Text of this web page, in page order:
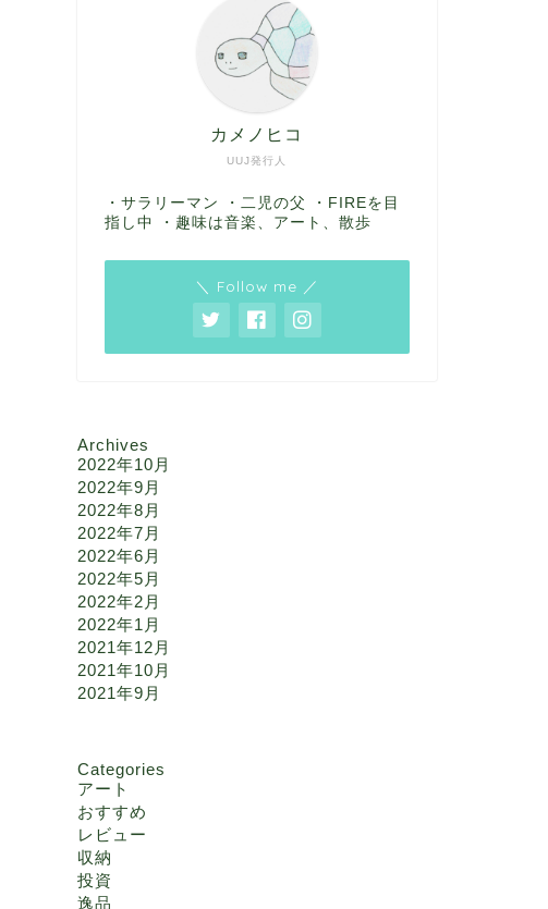
UUJ発行人
カメノヒコ
・サラリーマン ・二児の父 ・FIREを目
指し中 ・趣味は音楽、アート、散歩
＼ Follow me ／
Archives
2022年10月
2022年9月
2022年8月
2022年7月
2022年6月
2022年5月
2022年2月
2022年1月
2021年12月
2021年10月
2021年9月
Categories
アート
おすすめ
レビュー
収納
投資
逸品